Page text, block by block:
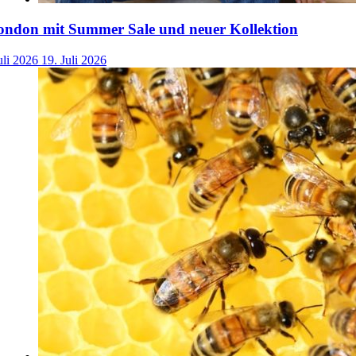
mit Summer Sale und neuer Kollektion
2026 19. Juli 2026